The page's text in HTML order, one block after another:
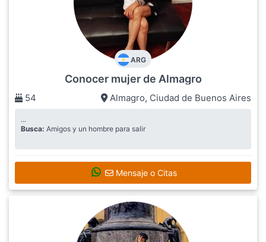
ARG
Conocer mujer de Almagro
54 Almagro, Ciudad de Buenos Aires
...
Busca: Amigos y un hombre para salir
Mensaje o Citas